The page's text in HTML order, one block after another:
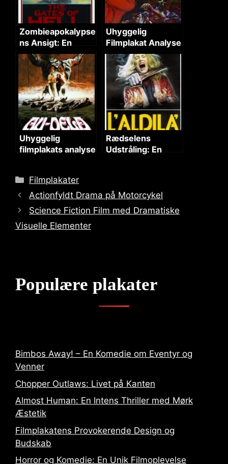
Zombieapokalypse
ns Ansigt: En
Filmplakat Analyse
Uhyggelig
Filmplakat Analyse
Uhyggelig
filmplakats analyse
Rædselens
Udstråling: En
Categories
Filmplakater
Actionfyldt Drama på Motorcykel
Science Fiction Film med Dramatiske
Visuelle Elementer
Populære plakater
Bimbos Away! – En Komedie om Eventyr og
Venner
Chopper Outlaws: Livet på Kanten
Almost Human: En Intens Thriller med Mørk
Æstetik
Filmplakatens Provokerende Design og
Budskab
Horror og Komedie: En Unik Filmoplevelse